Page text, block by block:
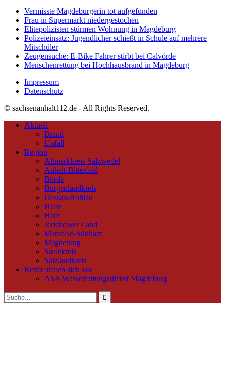
Vermisste Magdeburgerin tot aufgefunden
Frau in Supermarkt niedergestochen
Elitepolizisten stürmen Wohnung in Magdeburg
Polizeieinsatz: Jugendlicher schießt in Schule auf mehrere
Mitschüler
Zeugensuche: E-Bike Fahrer stirbt bei Calvörde
Menschenrettung bei Hochhausbrand in Magdeburg
Impressum
Datenschutz
© sachsenanhalt112.de - All Rights Reserved.
Aktuell
Brand
Unfall
Region
Altmarkkreis Salzwedel
Anhalt-Bitterfeld
Börde
Burgenlandkreis
Dessau-Roßlau
Halle
Harz
Jerichower Land
Mansfeld-Südharz
Magdeburg
Saalekreis
Salzlandkreis
Retter stellen sich vor
ASB Wasserrettungsdienst Magdeburg